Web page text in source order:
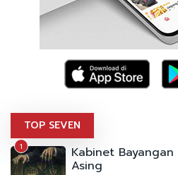
TOP SEVEN
1 Kabinet
Asing